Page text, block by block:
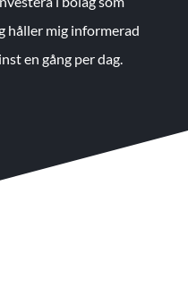
håller mig informerad
en gång per dag.